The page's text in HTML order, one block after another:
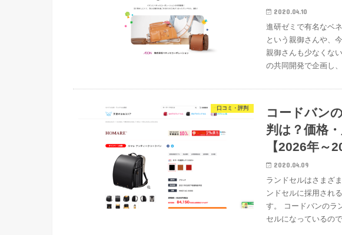
2020.04.10
進研ゼミで有名なベ
という親御さんや、
親御さんも少なくな
の共同開発で企画し
口コミ・評判
コードバン
判は？価格
【2026年～
2020.04.09
ランドセルはさまざ
ンドセルに採用され
す。 コードバンのラ
セルになっているの